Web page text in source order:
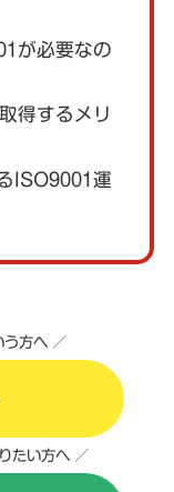
が必要なの
得するメリ
ISO9001運
う方へ ／
たい方へ ／